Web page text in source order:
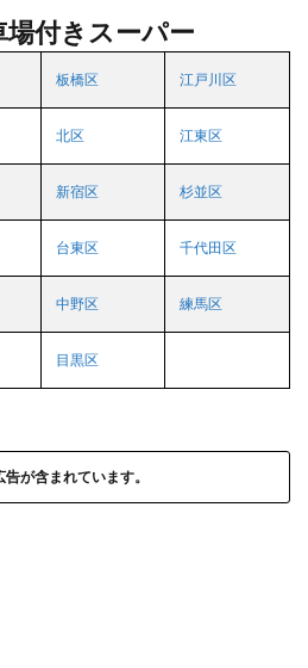
付きスーパー
板橋区 江戸川区
北区 江東区
新宿区 杉並区
台東区 千代田区
中野区 練馬区
目黒区
が含まれています。